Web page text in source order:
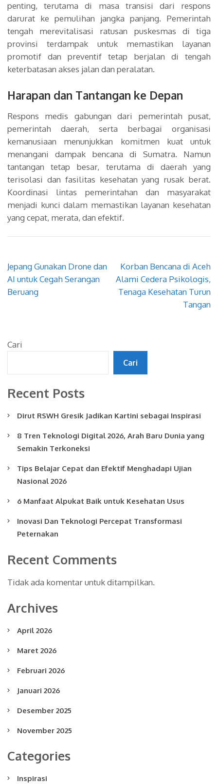
penting, terutama di masa transisi dari respons
darurat ke pemulihan jangka panjang. Pemerintah
tengah merevitalisasi ratusan puskesmas di tiga
provinsi terdampak untuk memastikan layanan
promotif dan preventif tetap berjalan di tengah
keterbatasan akses jalan dan peralatan.
Harapan dan Tantangan ke Depan
Respons medis gabungan dari pemerintah pusat,
pemerintah daerah, serta berbagai organisasi
kemanusiaan menunjukkan komitmen kuat untuk
menangani dampak bencana di Sumatra. Namun
tantangan tetap besar, terutama di daerah yang
terisolasi dan fasilitas kesehatan yang rusak berat.
Koordinasi lintas pemerintahan dan masyarakat
menjadi kunci dalam memastikan layanan kesehatan
yang cepat, merata, dan efektif.
Navigasi
pos
Jepang Gunakan Drone dan
AI untuk Cegah Serangan
Beruang
Korban Bencana di Aceh
Alami Cedera Psikologis,
Tenaga Kesehatan Turun
Tangan
Cari
Cari
Recent Posts
Dirut RSWH Gresik Jadikan Kartini sebagai Inspirasi
8 Tren Teknologi Digital 2026, Arah Baru Dunia yang
Semakin Terkoneksi
Tips Belajar Cepat dan Efektif Menghadapi Ujian
Nasional 2026
6 Manfaat Alpukat Baik untuk Kesehatan Usus
Inovasi Dan Teknologi Percepat Transformasi
Peternakan
Recent Comments
Tidak ada komentar untuk ditampilkan.
Archives
April 2026
Maret 2026
Februari 2026
Januari 2026
Desember 2025
November 2025
Categories
Inspirasi